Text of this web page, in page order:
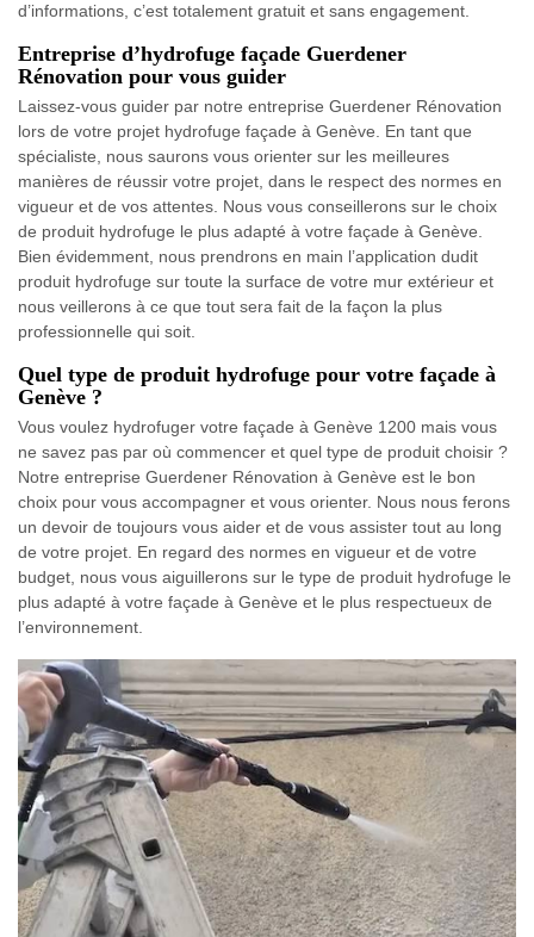
d’informations, c’est totalement gratuit et sans engagement.
Entreprise d’hydrofuge façade Guerdener
Rénovation pour vous guider
Laissez-vous guider par notre entreprise Guerdener Rénovation
lors de votre projet hydrofuge façade à Genève. En tant que
spécialiste, nous saurons vous orienter sur les meilleures
manières de réussir votre projet, dans le respect des normes en
vigueur et de vos attentes. Nous vous conseillerons sur le choix
de produit hydrofuge le plus adapté à votre façade à Genève.
Bien évidemment, nous prendrons en main l’application dudit
produit hydrofuge sur toute la surface de votre mur extérieur et
nous veillerons à ce que tout sera fait de la façon la plus
professionnelle qui soit.
Quel type de produit hydrofuge pour votre façade à
Genève ?
Vous voulez hydrofuger votre façade à Genève 1200 mais vous
ne savez pas par où commencer et quel type de produit choisir ?
Notre entreprise Guerdener Rénovation à Genève est le bon
choix pour vous accompagner et vous orienter. Nous nous ferons
un devoir de toujours vous aider et de vous assister tout au long
de votre projet. En regard des normes en vigueur et de votre
budget, nous vous aiguillerons sur le type de produit hydrofuge le
plus adapté à votre façade à Genève et le plus respectueux de
l’environnement.